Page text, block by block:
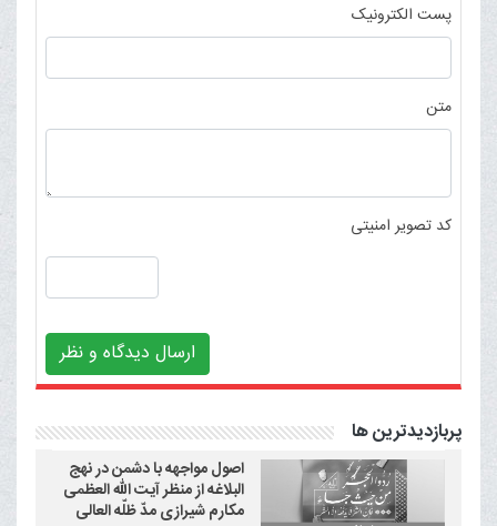
پست الکترونیک
متن
کد تصویر امنیتی
ارسال دیدگاه و نظر
پربازدیدترین ها
اصول مواجهه با دشمن در نهج
البلاغه از منظر آیت الله العظمی
مکارم شیرازی مدّ ظلّه العالی